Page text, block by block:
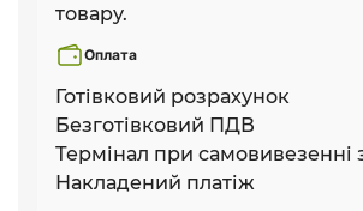
товару.
Оплата
Готівковий розрахунок
Безготівковий ПДВ
Термінал при самовивезенні
Накладений платіж